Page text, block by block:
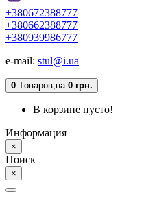
+380672388777
+380662388777
+380939986777
e-mail: stul@i.ua
0 Tоваров,на 0 грн.
В корзине пусто!
Информация
×
Поиск
×